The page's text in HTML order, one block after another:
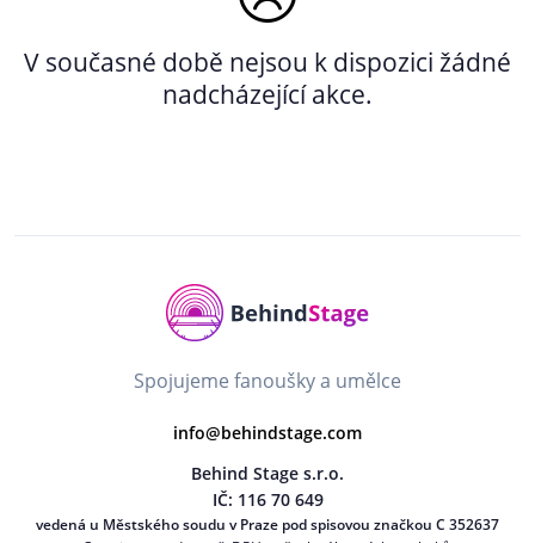
V současné době nejsou k dispozici žádné
nadcházející akce.
Spojujeme fanoušky a umělce
info@behindstage.com
Behind Stage s.r.o.
IČ: 116 70 649
vedená u Městského soudu v Praze pod spisovou značkou C 352637